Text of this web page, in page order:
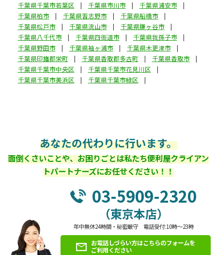
千葉県千葉市若葉区
千葉県市川市
千葉県浦安市
千葉県柏市
千葉県習志野市
千葉県船橋市
千葉県松戸市
千葉県流山市
千葉県鎌ヶ谷市
千葉県八千代市
千葉県四街道市
千葉県我孫子市
千葉県野田市
千葉県袖ヶ浦市
千葉県木更津市
千葉県印旛郡栄町
千葉県香取郡多古町
千葉県香取市
千葉県千葉市中央区
千葉県千葉市花見川区
千葉県千葉市美浜区
千葉県千葉市緑区
あなたの代わりに行います。
面倒くさいことや、お困りごとは私たち便利屋クライアン
トパートナーズにお任せください！！
03-5909-2320
（東京本店）
年中無休24時間・秘密厳守 電話受付:10時～23時
お電話しづらい方はこちらのフォームを
ご利用ください